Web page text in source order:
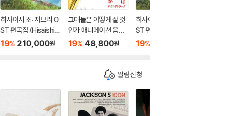
히사이시 조: 지브리 O
ST 편곡집 (Hisaishi J
oe: Symphonic Cele
19% 210,000원
그대들은 어떻게 살 것
인가 애니메이션 음악
(君たちはどう生き
19% 48,800원
히사이시 조: 지브리 O
ST 편곡집 (Hisaishi J
oe: Symphonic Cele
19%
알림신청